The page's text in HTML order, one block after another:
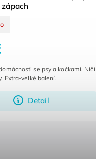
Detail
se psy a kočkami. Ničí
Extra-velké balení.